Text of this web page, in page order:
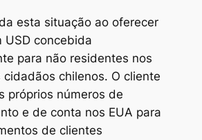
esta situação ao oferecer
USD concebida
para não residentes nos
cidadãos chilenos. O cliente
próprios números de
e de conta nos EUA para
de clientes